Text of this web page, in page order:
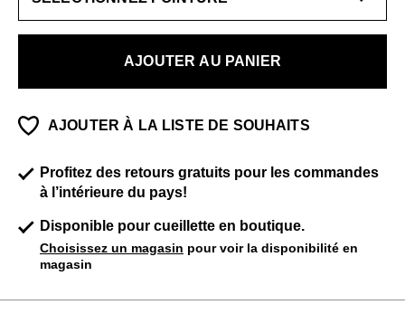
AJOUTER AU PANIER
AJOUTER À LA LISTE DE SOUHAITS
Profitez des retours gratuits pour les commandes
à l’intérieure du pays!
Disponible pour cueillette en boutique.
Choisissez un magasin pour voir la disponibilité en
magasin